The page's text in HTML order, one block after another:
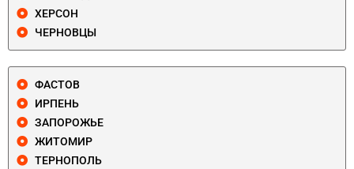
ХЕРСОН
ЧЕРНОВЦЫ
ФАСТОВ
ИРПЕНЬ
ЗАПОРОЖЬЕ
ЖИТОМИР
ТЕРНОПОЛЬ